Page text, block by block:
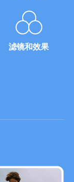
滤镜和效果